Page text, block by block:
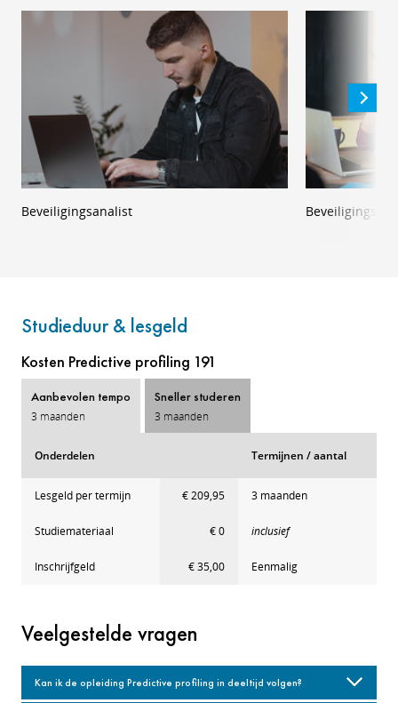
Beveiligingsanalist
Studieduur & lesgeld
Kosten Predictive profiling 191
Aanbevolen tempo
3 maanden
Sneller studeren
3 maanden
Onderdelen Termijnen / aantal
Lesgeld per termijn € 209,95 3 maanden
Studiemateriaal € 0 inclusief
Inschrijfgeld € 35,00 Eenmalig
Veelgestelde vragen
Kan ik de opleiding Predictive profiling in deeltijd volgen?